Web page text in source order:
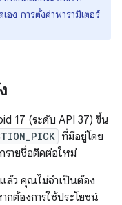
อง การตั้งค่าพารามิเตอร์
17 (ระดับ API 37) ขึ้น
ที่มีอยู่โดย
รายชื่อติดต่อใหม่
ล้ว คุณไม่จำเป็นต้อง
กต้องการใช้ประโยชน์